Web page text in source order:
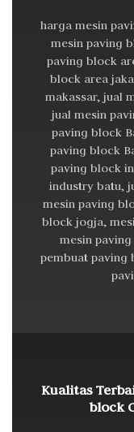
harga mesin
mesin paving
paving block
block area
makassar, jual
jual mesin
paving block
paving block
paving block
industry batu,
mesin paving
block jogja,
mesin
pembuat paving
Kualitas
block